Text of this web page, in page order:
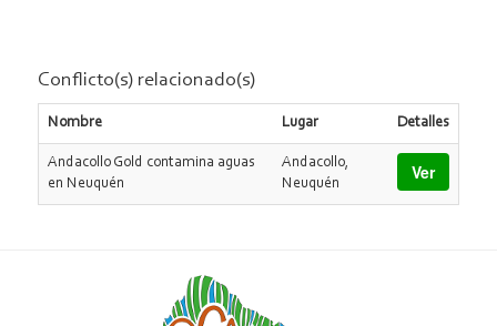
Conflicto(s) relacionado(s)
Nombre Lugar Detalles
Andacollo Gold contamina aguas
en Neuquén
Andacollo,
Neuquén
Ver